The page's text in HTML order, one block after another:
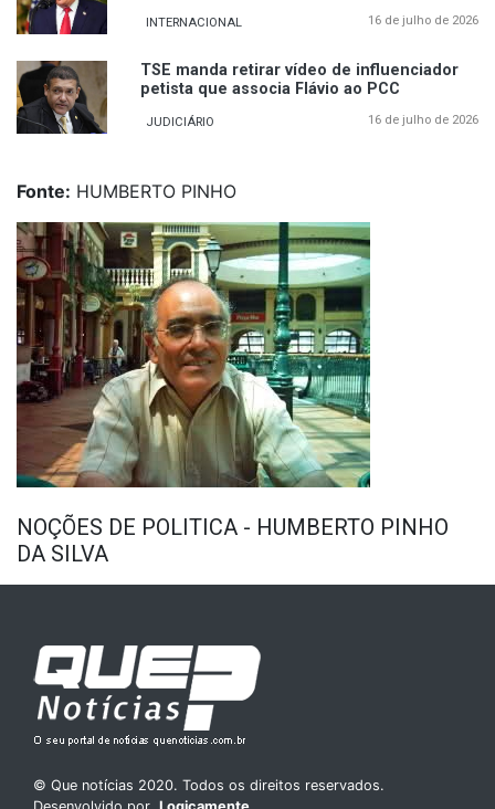
INTERNACIONAL 16 de julho de 2026
TSE manda retirar vídeo de influenciador
petista que associa Flávio ao PCC
JUDICIÁRIO 16 de julho de 2026
Fonte: HUMBERTO PINHO
NOÇÕES DE POLITICA - HUMBERTO PINHO
DA SILVA
© Que notícias 2020. Todos os direitos reservados.